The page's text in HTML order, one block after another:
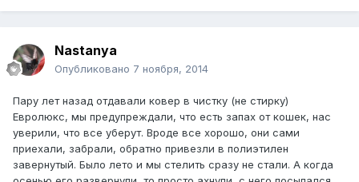
Nastanya
Опубликовано 7 ноября, 2014
Пару лет назад отдавали ковер в чистку (не стирку)
Евролюкс, мы предупреждали, что есть запах от кошек, нас
уверили, что все уберут. Вроде все хорошо, они сами
приехали, забрали, обратно привезли в полиэтилен
завернутый. Было лето и мы стелить сразу не стали. А когда